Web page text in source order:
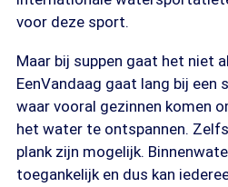
voor deze sport.
Maar bij suppen gaat het niet
EenVandaag gaat lang bij
waar vooral gezinnen komen
het water te ontspannen.
plank zijn mogelijk.
toegankelijk en dus kan